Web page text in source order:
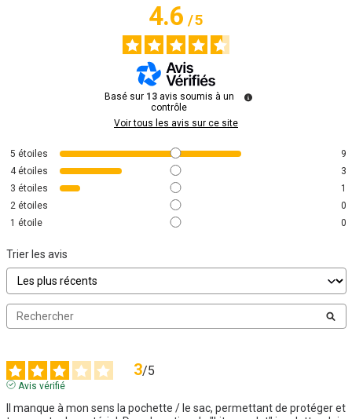
4.6/5
Basé sur 13 avis soumis à un
contrôle
Voir tous les avis sur ce site
5 étoiles
9
4 étoiles
3
3 étoiles
1
2 étoiles
0
1 étoile 0
Trier les avis
3/5
Avis vérifié
Il manque à mon sens la pochette / le sac, permettant de protéger et